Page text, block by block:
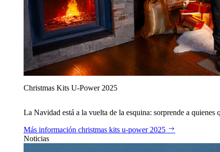
Christmas Kits U‑Power 2025
La Navidad está a la vuelta de la esquina: sorprende a
Más información christmas kits u‑power 2025
Noticias